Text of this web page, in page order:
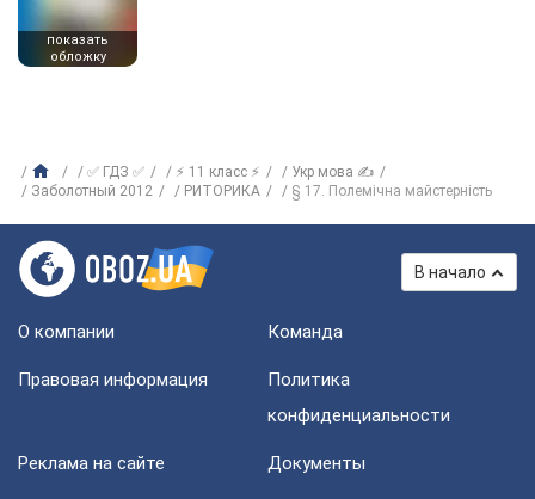
показать
обложку
✅ ГДЗ ✅ ⚡ 11 класс ⚡
Укр мова ✍
Заболотный 2012
РИТОРИКА § 17. Полемічна майстерність
В начало
О компании Команда
Правовая информация
Политика
конфиденциальности
Реклама на сайте Документы